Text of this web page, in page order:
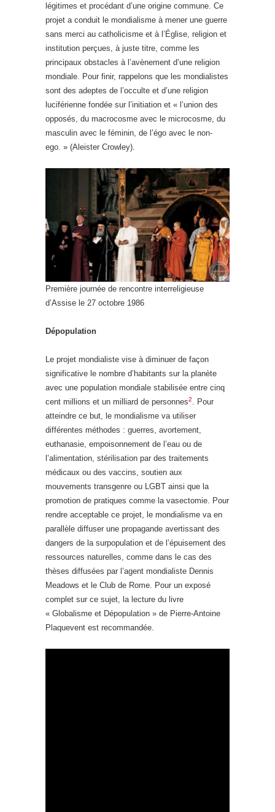
légitimes et procédant d’une origine commune. Ce
projet a conduit le mondialisme à mener une guerre
sans merci au catholicisme et à l’Église, religion et
institution perçues, à juste titre, comme les
principaux obstacles à l’avènement d’une religion
mondiale. Pour finir, rappelons que les mondialistes
sont des adeptes de l’occulte et d’une religion
luciférienne fondée sur l’initiation et « l’union des
opposés, du macrocosme avec le microcosme, du
masculin avec le féminin, de l’égo avec le non-
ego. » (Aleister Crowley).
Première journée de rencontre interreligieuse
d’Assise le 27 octobre 1986
Dépopulation
Le projet mondialiste vise à diminuer de façon
significative le nombre d’habitants sur la planète
avec une population mondiale stabilisée entre cinq
cent millions et un milliard de personnes2
. Pour
atteindre ce but, le mondialisme va utiliser
différentes méthodes : guerres, avortement,
euthanasie, empoisonnement de l’eau ou de
l’alimentation, stérilisation par des traitements
médicaux ou des vaccins, soutien aux
mouvements transgenre ou LGBT ainsi que la
promotion de pratiques comme la vasectomie. Pour
rendre acceptable ce projet, le mondialisme va en
parallèle diffuser une propagande avertissant des
dangers de la surpopulation et de l’épuisement des
ressources naturelles, comme dans le cas des
thèses diffusées par l’agent mondialiste Dennis
Meadows et le Club de Rome. Pour un exposé
complet sur ce sujet, la lecture du livre
« Globalisme et Dépopulation » de Pierre-Antoine
Plaquevent est recommandée.